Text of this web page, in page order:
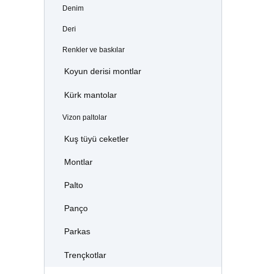
Denim
Deri
Renkler ve baskılar
Koyun derisi montlar
Kürk mantolar
Vizon paltolar
Kuş tüyü ceketler
Montlar
Palto
Panço
Parkas
Trençkotlar